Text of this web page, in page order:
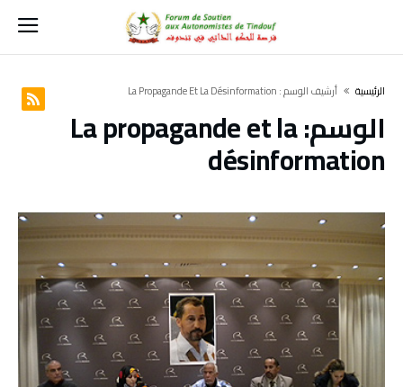
‫الرئيسية‬ ‫أرشيف الوسم :‬ La Propagande Et La Désinformation
الوسم:La propagande et la
désinformation